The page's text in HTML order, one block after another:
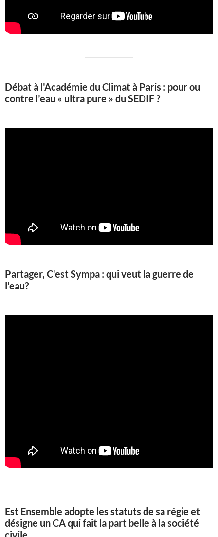
Débat à l'Académie du Climat à Paris : pour ou
contre l’eau « ultra pure » du SEDIF ?
Partager, C'est Sympa : qui veut la guerre de
l'eau?
Est Ensemble adopte les statuts de sa régie et
désigne un CA qui fait la part belle à la société
civile